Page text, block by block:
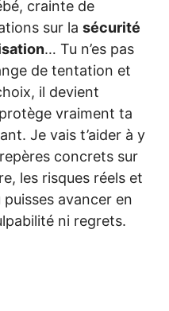
crainte de
sur la sécurité
… Tu n’es pas
de tentation et
il devient
vraiment ta
Je vais t’aider à y
concrets sur
les risques réels et
avancer en
ni regrets.